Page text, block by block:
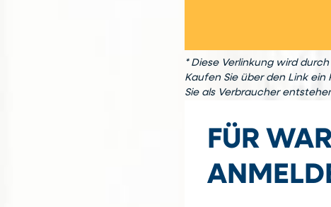
* Diese Verlinkung wird
Kaufen Sie über den Link
Sie als Verbraucher
FÜR